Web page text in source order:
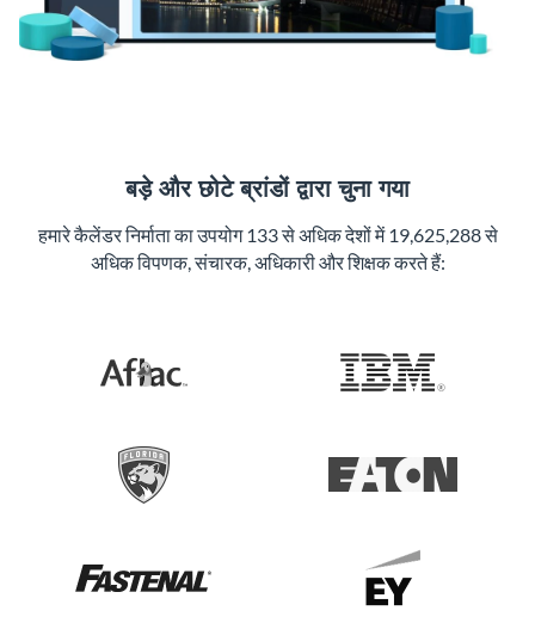
बड़े और छोटे ब्रांडों द्वारा चुना गया
हमारे कैलेंडर निर्माता का उपयोग 133 से अधिक देशों में 19,625,288 से
अधिक विपणक, संचारक, अधिकारी और शिक्षक करते हैं: